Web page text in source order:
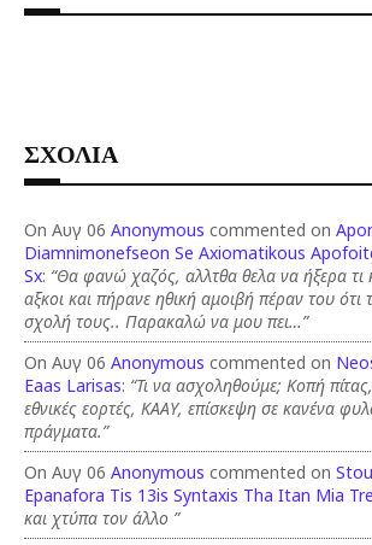
ΣΧΟΛΙΑ
On Αυγ 06 Anonymous commented on
Diamnimonefseon Se Axiomatikous
Sx: “Θα φανώ χαζός, αλλτθα θελα να ήξερα τι
αξκοι και πήρανε ηθική αμοιβή πέραν του ότι
σχολή τους.. Παρακαλώ να μου πει…”
On Αυγ 06 Anonymous commented on
Eaas Larisas: “Τι να ασχοληθούμε; Κοπή
εθνικές εορτές, ΚΑΑΥ, επίσκεψη σε κανένα
πράγματα.”
On Αυγ 06 Anonymous commented on
Epanafora Tis 13is Syntaxis Tha Itan Mia
και χτύπα τον άλλο ”